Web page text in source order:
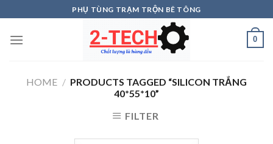
to
content
PHỤ TÙNG TRẠM TRỘN BÊ TÔNG
0
HOME / PRODUCTS TAGGED “SILICON TRẮNG
40*55*10”
FILTER